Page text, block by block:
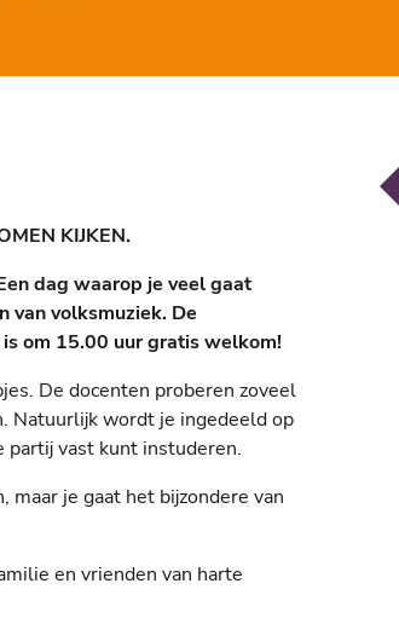
KIJKEN.
dag waarop je veel gaat
van volksmuziek. De
om 15.00 uur gratis welkom!
De docenten proberen zoveel
Natuurlijk wordt je ingedeeld op
partij vast kunt instuderen.
maar je gaat het bijzondere van
en vrienden van harte